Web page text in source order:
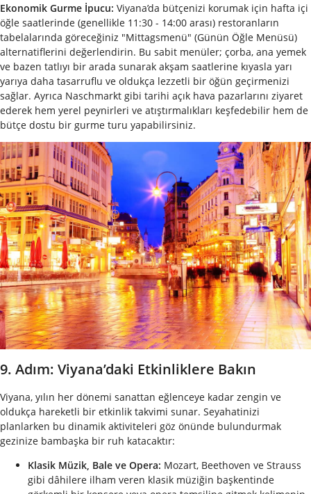
Ekonomik Gurme İpucu: Viyana’da bütçenizi korumak için hafta içi
öğle saatlerinde (genellikle 11:30 - 14:00 arası) restoranların
tabelalarında göreceğiniz "Mittagsmenü" (Günün Öğle Menüsü)
alternatiflerini değerlendirin. Bu sabit menüler; çorba, ana yemek
ve bazen tatlıyı bir arada sunarak akşam saatlerine kıyasla yarı
yarıya daha tasarruflu ve oldukça lezzetli bir öğün geçirmenizi
sağlar. Ayrıca Naschmarkt gibi tarihi açık hava pazarlarını ziyaret
ederek hem yerel peynirleri ve atıştırmalıkları keşfedebilir hem de
bütçe dostu bir gurme turu yapabilirsiniz.
9. Adım: Viyana’daki Etkinliklere Bakın
Viyana, yılın her dönemi sanattan eğlenceye kadar zengin ve
oldukça hareketli bir etkinlik takvimi sunar. Seyahatinizi
planlarken bu dinamik aktiviteleri göz önünde bulundurmak
gezinize bambaşka bir ruh katacaktır:
Klasik Müzik, Bale ve Opera: Mozart, Beethoven ve Strauss
gibi dâhilere ilham veren klasik müziğin başkentinde